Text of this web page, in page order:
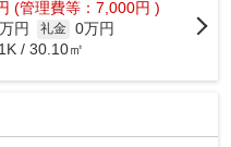
(管理費等：7,000円 )
円 礼金 0万円
/ 30.10㎡